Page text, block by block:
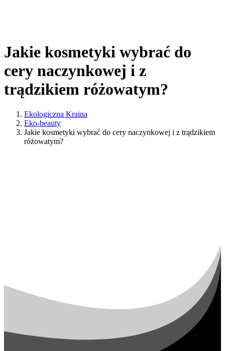
Jakie kosmetyki wybrać do
cery naczynkowej i z
trądzikiem różowatym?
Ekologiczna Kraina
Eko-beauty
Jakie kosmetyki wybrać do cery naczynkowej i z trądzikiem
różowatym?